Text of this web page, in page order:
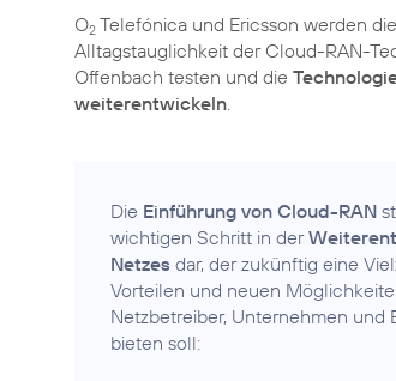
O2 Telefónica und Ericsson werden die
Alltagstauglichkeit der Cloud-RAN-
Offenbach testen und die
weiterentwickeln
Die Einführung von Cloud-RAN
wichtigen Schritt in der
Netzes dar, der zukünftig eine
Vorteilen und neuen
Netzbetreiber, Unternehmen und
bieten soll: